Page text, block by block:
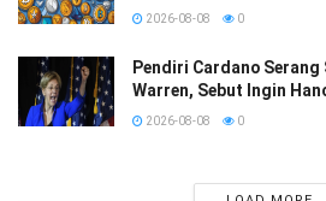
2026-08-08 0
Pendiri Cardano
Warren, Sebut Ingin
2026-08-08 0